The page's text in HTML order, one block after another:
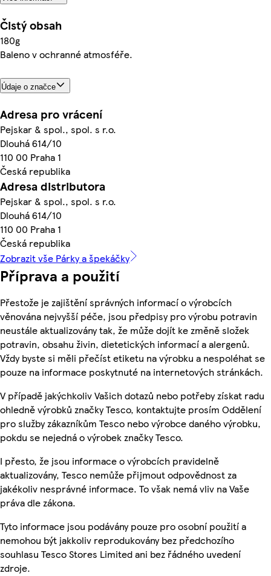
Čistý obsah
180g
Baleno v ochranné atmosféře.
Údaje o značce
Adresa pro vrácení
Pejskar & spol., spol. s r.o.
Dlouhá 614/10
110 00 Praha 1
Česká republika
Adresa distributora
Pejskar & spol., spol. s r.o.
Dlouhá 614/10
110 00 Praha 1
Česká republika
Zobrazit vše Párky a špekáčky
Příprava a použití
Přestože je zajištění správných informací o výrobcích
věnována nejvyšší péče, jsou předpisy pro výrobu potravin
neustále aktualizovány tak, že může dojít ke změně složek
potravin, obsahu živin, dietetických informací a alergenů.
Vždy byste si měli přečíst etiketu na výrobku a nespoléhat se
pouze na informace poskytnuté na internetových stránkách.
V případě jakýchkoliv Vašich dotazů nebo potřeby získat radu
ohledně výrobků značky Tesco, kontaktujte prosím Oddělení
pro služby zákazníkům Tesco nebo výrobce daného výrobku,
pokdu se nejedná o výrobek značky Tesco.
I přesto, že jsou informace o výrobcích pravidelně
aktualizovány, Tesco nemůže přijmout odpovědnost za
jakékoliv nesprávné informace. To však nemá vliv na Vaše
práva dle zákona.
Tyto informace jsou podávány pouze pro osobní použití a
nemohou být jakkoliv reprodukovány bez předchozího
souhlasu Tesco Stores Limited ani bez řádného uvedení
zdroje.